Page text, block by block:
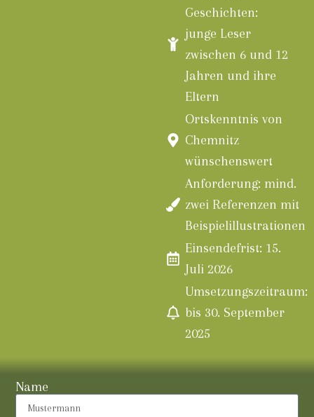
Geschichten:
junge Leser
zwischen 6 und 12
Jahren und ihre
Eltern
Ortskenntnis von
Chemnitz
wünschenswert
Anforderung: mind.
zwei Referenzen mit
Beispielillustrationen
Einsendefrist: 15.
Juli 2026
Umsetzungszeitraum:
bis 30. September
2025
Name